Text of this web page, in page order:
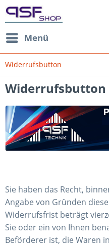
Menü
Widerrufsbutton
Widerrufsbutton
Sie haben das Recht,
Angabe von Gründen
Widerrufsfrist beträgt
Sie oder ein von Ihnen
Beförderer ist, die Waren